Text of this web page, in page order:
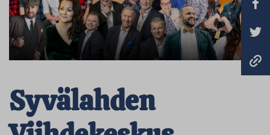
Syvälahden